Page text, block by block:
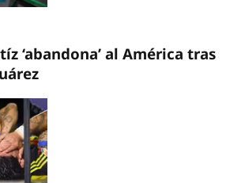
‘abandona’ al América tras